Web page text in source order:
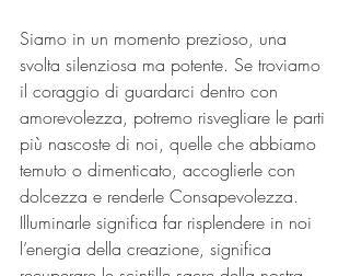
Siamo in un momento prezioso, una
svolta silenziosa ma potente. Se troviamo
il coraggio di guardarci dentro con
amorevolezza, potremo risvegliare le parti
più nascoste di noi, quelle che abbiamo
temuto o dimenticato, accoglierle con
dolcezza e renderle Consapevolezza.
Illuminarle significa far risplendere in noi
l’energia della creazione, significa